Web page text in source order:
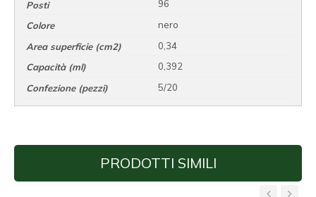
96
nero
0,34
0,392
5/20
PRODOTTI SIMILI